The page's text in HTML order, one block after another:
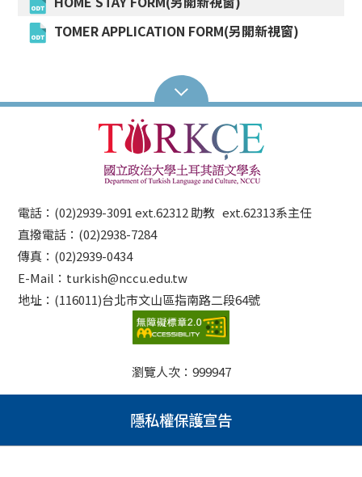
TOMER APPLICATION FORM(另開新視窗)
電話：(02)2939-3091 ext.62312 助教 ext.62313系主任
直撥電話：(02)2938-7284
傳真：(02)2939-0434
E-Mail：turkish@nccu.edu.tw
地址：(116011)台北市文山區指南路二段64號
瀏覽人次： 999947
隱私權保護宣告